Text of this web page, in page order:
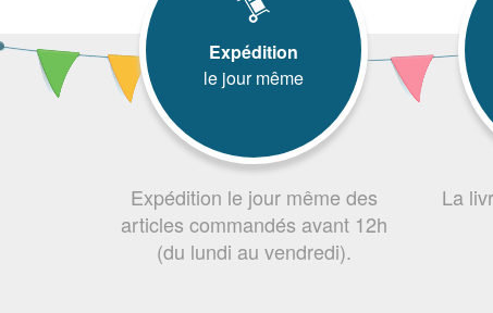
Expédition
le jour même
Expédition le jour même des
articles commandés avant 12h
(du lundi au vendredi).
La